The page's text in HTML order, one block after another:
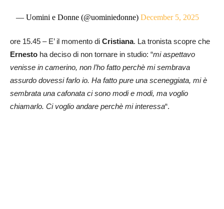
— Uomini e Donne (@uominiedonne)December 5, 2025
ore 15.45 – E’ il momento di Cristiana. La tronista scopre che
Ernesto ha deciso di non tornare in studio: “mi aspettavo
venisse in camerino, non l’ho fatto perchè mi sembrava
assurdo dovessi farlo io. Ha fatto pure una sceneggiata, mi è
sembrata una cafonata ci sono modi e modi, ma voglio
chiamarlo. Ci voglio andare perchè mi interessa“.